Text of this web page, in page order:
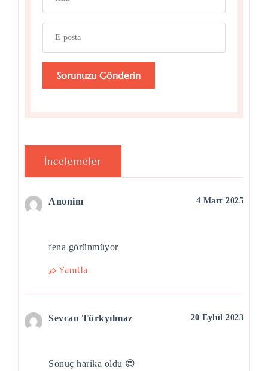
İncelemeler
Anonim 4 Mart 2025
fena görünmüyor
Yanıtla
Sevcan Türkyılmaz 20 Eylül 2023
Sonuç harika oldu 😍